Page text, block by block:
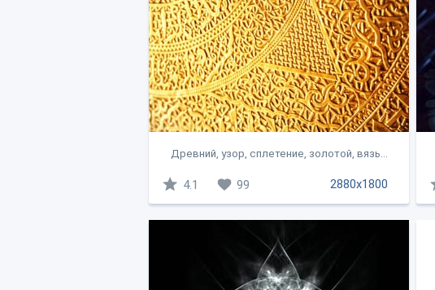
Древний, узор, сплетение, золотой, вязь...
2880x1800
4.1 99